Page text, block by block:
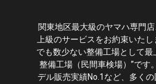
関東地区最大級のヤマハ専門
上級のサービスをお約束いた
でも数少ない整備工場として最
整備工場（民間車検場）”です
デル販売実績No.1など、多く